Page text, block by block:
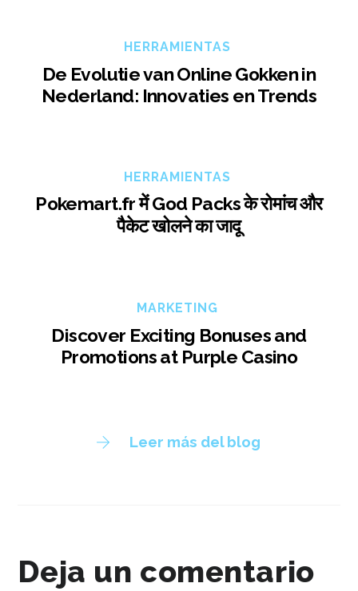
HERRAMIENTAS
De Evolutie van Online Gokken in
Nederland: Innovaties en Trends
HERRAMIENTAS
Pokemart.fr में God Packs के रोमांच और
पैकेट खोलने का जादू
MARKETING
Discover Exciting Bonuses and
Promotions at Purple Casino
Leer más del blog
Deja un comentario